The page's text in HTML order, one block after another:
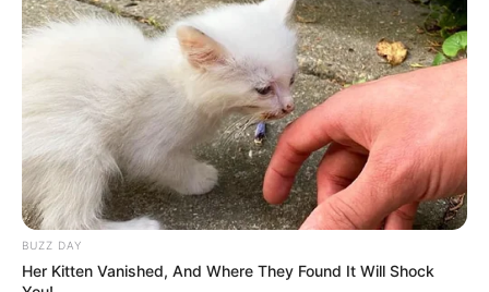
Drama Korea favoritnya adalahCrash Landing on You.
Rose dari Jerena Montemayor adalah lagu favoritnya.
Memiliki anjing yang diberi nama Kai.
Baca juga:Biodata, Profil, dan Fakta Asya Lianda
BUZZ DAY
Her Kitten Vanished, And Where They Found It Will Shock